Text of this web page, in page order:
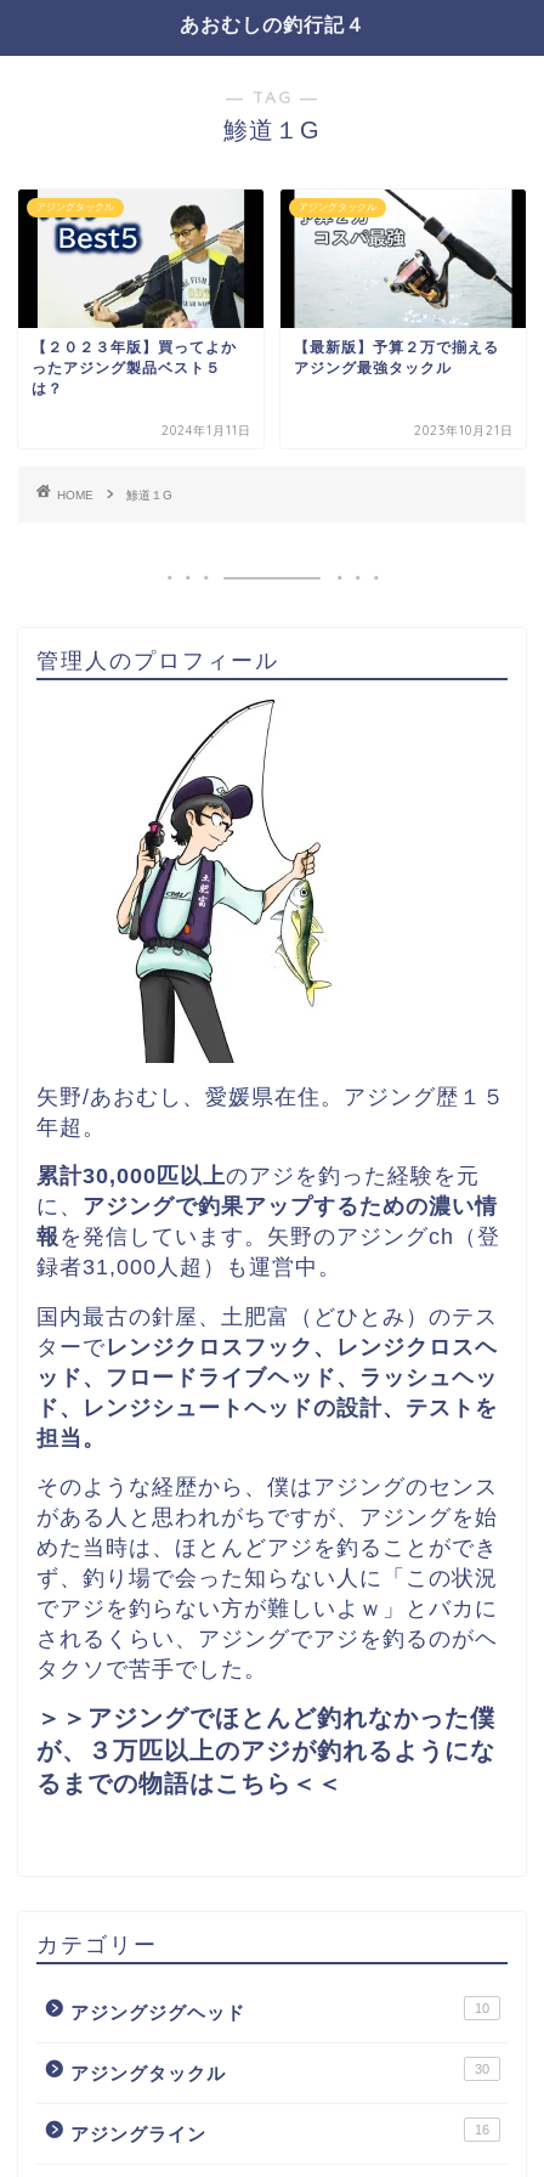
あおむしの釣行記４
― TAG ―
鯵道１G
アジングタックル
【２０２３年版】買ってよか
ったアジング製品ベスト５
は？
2024年1月11日
アジングタックル
【最新版】予算２万で揃える
アジング最強タックル
2023年10月21日
HOME 鯵道１G
管理人のプロフィール
矢野/あおむし、愛媛県在住。 アジング歴１５
年超。
累計30,000匹以上のアジを釣った経験を元
に、 アジングで釣果アップするための濃い情
報を発信しています。矢野のアジングch（登
録者31,000人超）も運営中。
国内最古の針屋、土肥富（どひとみ）のテス
ターでレンジクロスフック、レンジクロスヘ
ッド、 フロードライブヘッド、ラッシュヘッ
ド、レンジシュートヘッドの設計、テストを
担当。
そのような経歴から、僕はアジングのセンス
がある人と思われがちですが、アジングを始
めた当時は、ほとんどアジを釣ることができ
ず、釣り場で会った知らない人に「この状況
でアジを釣らない方が難しいよｗ」とバカに
されるくらい、アジングでアジを釣るのがヘ
タクソで苦手でした。
＞＞アジングでほとんど釣れなかった僕
が、３万匹以上のアジが釣れるようにな
るまでの物語はこちら＜＜
カテゴリー
アジングジグヘッド 10
アジングタックル 30
アジングライン 16